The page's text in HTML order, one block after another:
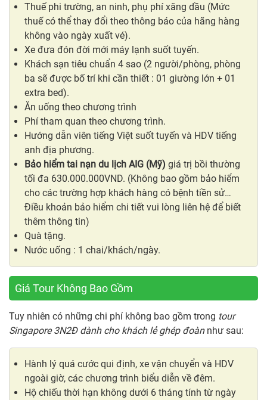
Thuế phi trường, an ninh, phụ phí xăng dầu (Mức
thuế có thể thay đổi theo thông báo của hãng hàng
không vào ngày xuất vé).
Xe đưa đón đời mới máy lạnh suốt tuyến.
Khách sạn tiêu chuẩn 4 sao (2 người/phòng, phòng
ba sẽ được bố trí khi cần thiết : 01 giường lớn + 01
extra bed).
Ăn uống theo chương trình
Phí tham quan theo chương trình.
Hướng dẫn viên tiếng Việt suốt tuyến và HDV tiếng
anh địa phương.
Bảo hiểm tai nạn du lịch AIG (Mỹ) giá trị bồi thường
tối đa 630.000.000VND. (Không bao gồm bảo hiểm
cho các trường hợp khách hàng có bệnh tiền sử…
Điều khoản bảo hiểm chi tiết vui lòng liên hệ để biết
thêm thông tin)
Quà tặng.
Nước uống : 1 chai/khách/ngày.
Giá Tour Không Bao Gồm
Tuy nhiên có những chi phí không bao gồm trong tour
Singapore 3N2Đ dành cho khách lẻ ghép đoànnhư sau:
Hành lý quá cước qui định, xe vận chuyển và HDV
ngoài giờ, các chương trình biểu diễn về đêm.
Hộ chiếu thời hạn không dưới 6 tháng tính từ ngày